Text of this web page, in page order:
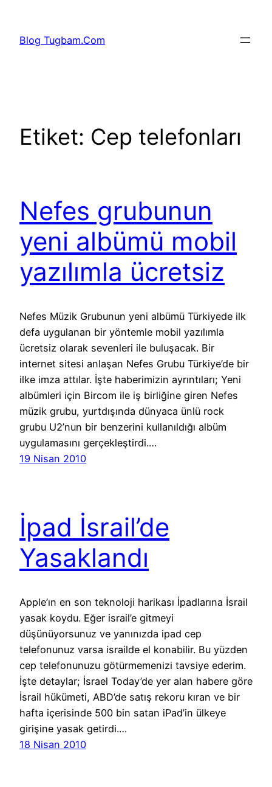
Blog Tugbam.Com
Etiket: Cep telefonları
Nefes grubunun
yeni albümü mobil
yazılımla ücretsiz
Nefes Müzik Grubunun yeni albümü Türkiyede ilk
defa uygulanan bir yöntemle mobil yazılımla
ücretsiz olarak sevenleri ile buluşacak. Bir
internet sitesi anlaşan Nefes Grubu Türkiye’de bir
ilke imza attılar. İşte haberimizin ayrıntıları; Yeni
albümleri için Bircom ile iş birliğine giren Nefes
müzik grubu, yurtdışında dünyaca ünlü rock
grubu U2’nun bir benzerini kullanıldığı albüm
uygulamasını gerçekleştirdi.…
19 Nisan 2010
İpad İsrail’de
Yasaklandı
Apple’ın en son teknoloji harikası İpadlarına İsrail
yasak koydu. Eğer israil’e gitmeyi
düşünüyorsunuz ve yanınızda ipad cep
telefonunuz varsa israilde el konabilir. Bu yüzden
cep telefonunuzu götürmemenizi tavsiye ederim.
İşte detaylar; İsrael Today’de yer alan habere göre
İsrail hükümeti, ABD’de satış rekoru kıran ve bir
hafta içerisinde 500 bin satan iPad’in ülkeye
girişine yasak getirdi.…
18 Nisan 2010